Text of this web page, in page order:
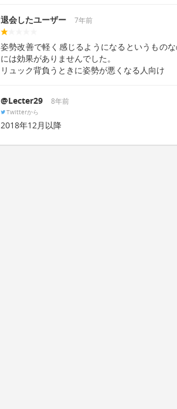
退会したユーザー 7年前
姿勢改善で軽く感じるようになるというもの
には効果がありませんでした。
リュック背負うときに姿勢が悪くなる人向け
@Lecter29 8年前
Twitterから
2018年12月以降